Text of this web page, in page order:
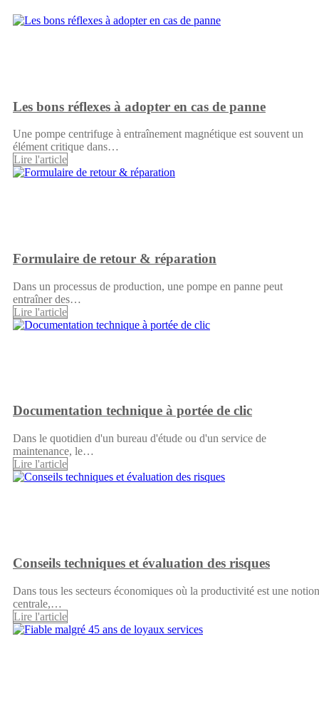
Les bons réflexes à adopter en cas de panne
Une pompe centrifuge à entraînement magnétique est souvent un
élément critique dans…
Lire l'article
Formulaire de retour & réparation
Dans un processus de production, une pompe en panne peut
entraîner des…
Lire l'article
Documentation technique à portée de clic
Dans le quotidien d'un bureau d'étude ou d'un service de
maintenance, le…
Lire l'article
Conseils techniques et évaluation des risques
Dans tous les secteurs économiques où la productivité est une notion
centrale,…
Lire l'article